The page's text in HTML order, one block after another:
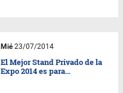
Mié23/07/2014
El Mejor Stand Privado de la
Expo 2014 es para...